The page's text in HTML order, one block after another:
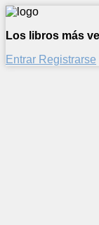
Los libros más
Entrar Registrarse